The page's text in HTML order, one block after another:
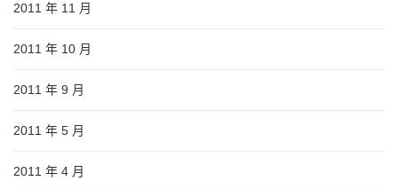
2011 年 11 月
2011 年 10 月
2011 年 9 月
2011 年 5 月
2011 年 4 月